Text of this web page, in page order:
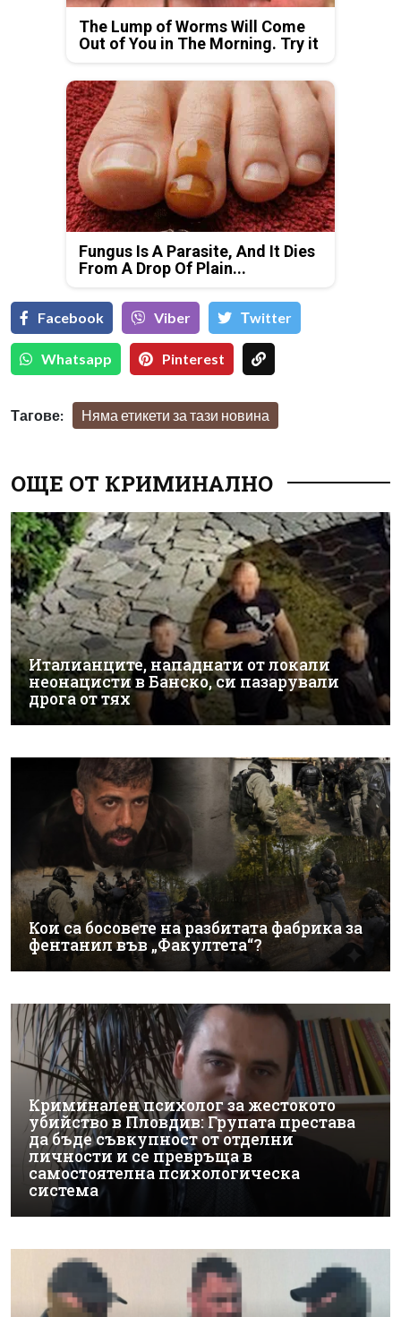
The Lump of Worms Will Come
Out of You in The Morning. Try it
Fungus Is A Parasite, And It Dies
From A Drop Of Plain...
Facebook Viber Тwitter
Whatsapp Pinterest
Тагове: Няма етикети за тази новина
ОЩЕ ОТ КРИМИНАЛНО
Италианците, нападнати от локали
неонацисти в Банско, си пазарували
дрога от тях
Кои са босовете на разбитата фабрика за
фентанил във „Факултета“?
Криминален психолог за жестокото
убийство в Пловдив: Групата престава
да бъде съвкупност от отделни
личности и се превръща в
самостоятелна психологическа
система